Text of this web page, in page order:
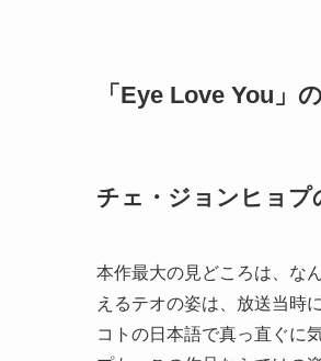
「Eye Love You」
チェ・ジョンヒョプ
本作最大の見どころは、な
えるテオの姿は、放送当時
コトの日本語で真っ直ぐに